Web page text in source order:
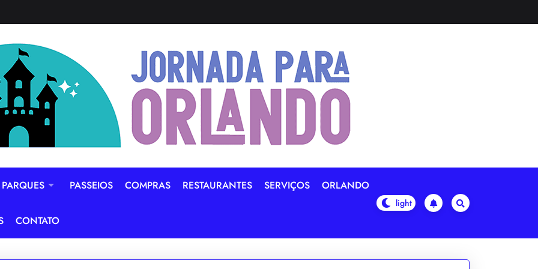
PARQUES PASSEIOS COMPRAS RESTAURANTES SERVIÇOS ORLANDO
CONTATO